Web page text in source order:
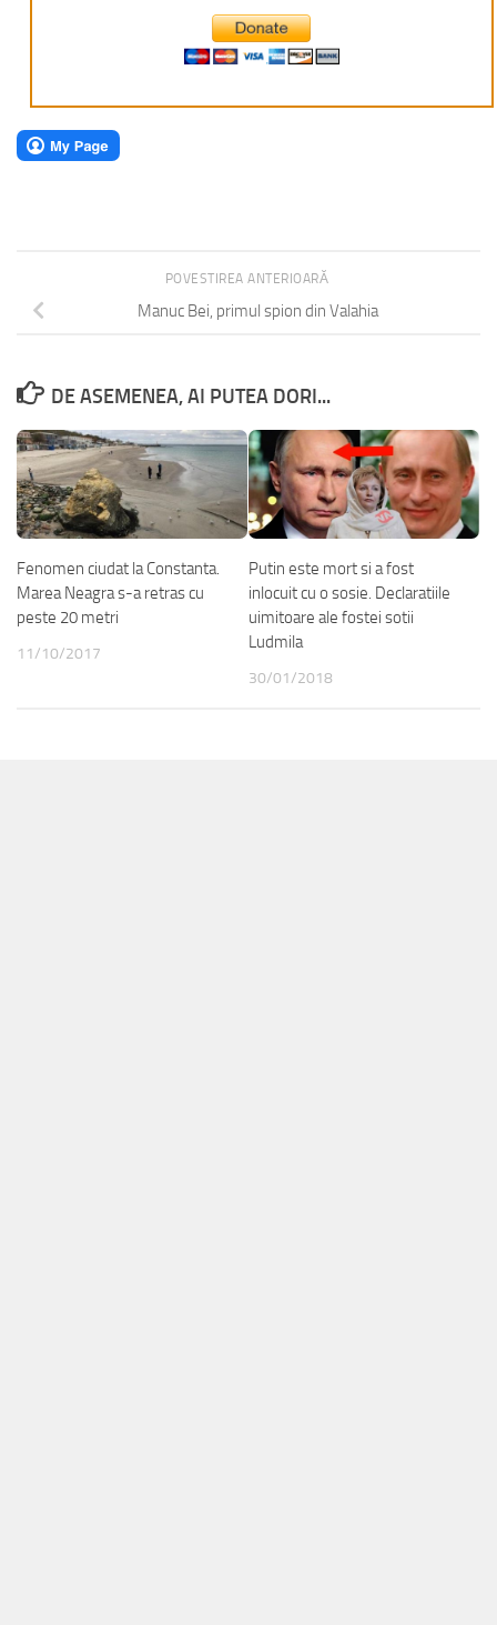
POVESTIREA ANTERIOARĂ
Manuc Bei, primul spion din Valahia
DE ASEMENEA, AI PUTEA DORI...
Fenomen ciudat la Constanta.
Marea Neagra s-a retras cu
peste 20 metri
11/10/2017
Putin este mort si a fost
inlocuit cu o sosie. Declaratiile
uimitoare ale fostei sotii
Ludmila
30/01/2018